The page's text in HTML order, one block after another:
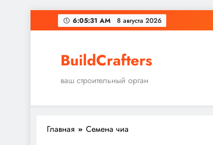
Перейти
к
6:05:31 AM 8 августа 2026
BuildCrafters
ваш строительный орган
Главная Семена чиа